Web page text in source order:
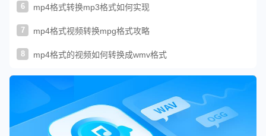
6 mp4格式转换mp3格式如何实现
7 mp4格式视频转换mpg格式攻略
8 mp4格式的视频如何转换成wmv格式